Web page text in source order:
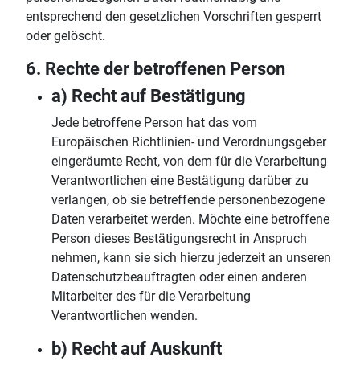
entsprechend den gesetzlichen Vorschriften gesperrt
oder gelöscht.
6. Rechte der betroffenen Person
a) Recht auf Bestätigung
Jede betroffene Person hat das vom
Europäischen Richtlinien- und Verordnungsgeber
eingeräumte Recht, von dem für die Verarbeitung
Verantwortlichen eine Bestätigung darüber zu
verlangen, ob sie betreffende personenbezogene
Daten verarbeitet werden. Möchte eine betroffene
Person dieses Bestätigungsrecht in Anspruch
nehmen, kann sie sich hierzu jederzeit an unseren
Datenschutzbeauftragten oder einen anderen
Mitarbeiter des für die Verarbeitung
Verantwortlichen wenden.
b) Recht auf Auskunft